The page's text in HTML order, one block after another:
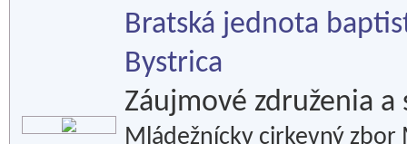
Bratská jednota
Bystrica
Záujmové združenia a
Mládežnícky cirkevný zbor